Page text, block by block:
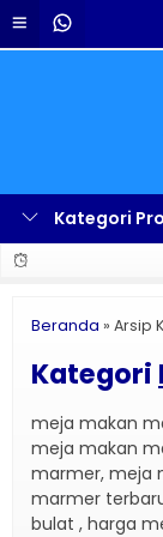
Kategori
Beranda » Arsip
Kategori
meja makan
meja makan
marmer, meja
marmer
bulat , harga